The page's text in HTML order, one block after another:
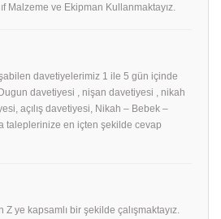
Malzeme ve Ekipman Kullanmaktayız.
davetiyelerimiz 1 ile 5 gün içinde
davetiyesi , nişan davetiyesi , nikah
açılış davetiyesi, Nikah – Bebek –
taleplerinize en içten şekilde cevap
ye kapsamlı bir şekilde çalışmaktayız.